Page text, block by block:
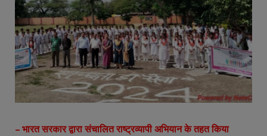
– भारत सरकार द्वारा संचालित राष्ट्रव्यापी अभियान के तहत किया